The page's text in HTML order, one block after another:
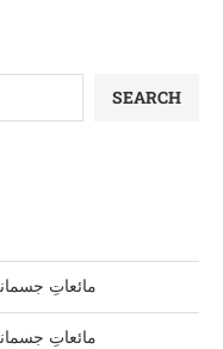
SEARCH
مائعاتِ
مائعاتِ